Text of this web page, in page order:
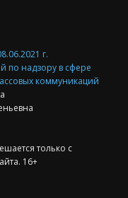
г.
по надзору в сфере
коммуникаций
только с
16+